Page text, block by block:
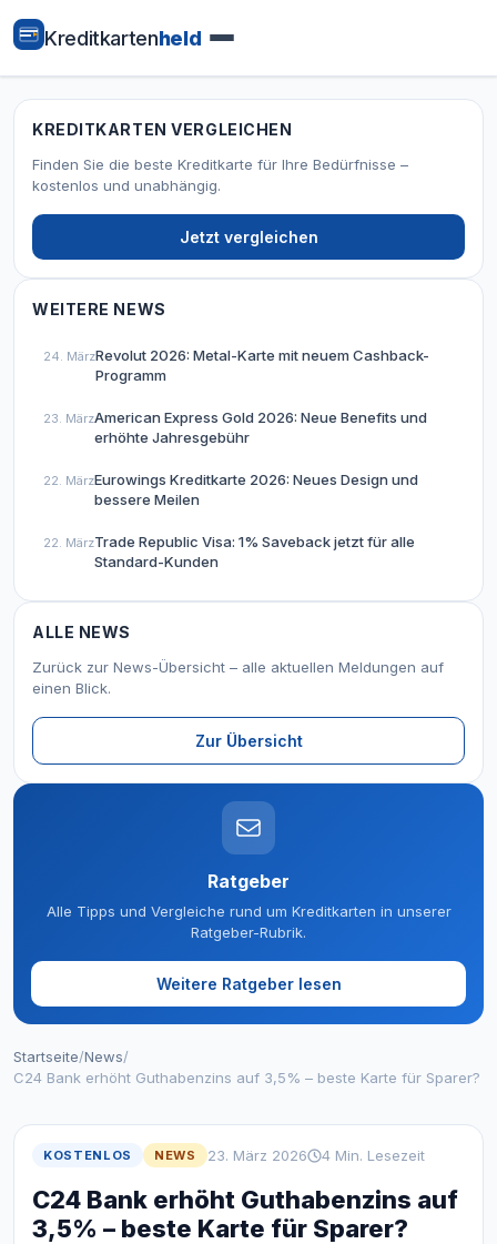
Kreditkartenheld
Startseite/News/
C24 Bank erhöht Guthabenzins auf 3,5% – beste Karte für Sparer?
KOSTENLOS NEWS 23. März 2026 4 Min. Lesezeit
C24 Bank erhöht Guthabenzins auf
3,5% – beste Karte für Sparer?
KREDITKARTEN VERGLEICHEN
Finden Sie die beste Kreditkarte für Ihre Bedürfnisse –
kostenlos und unabhängig.
Jetzt vergleichen
WEITERE NEWS
24. MärzRevolut 2026: Metal-Karte mit neuem Cashback-
Programm
23. MärzAmerican Express Gold 2026: Neue Benefits und
erhöhte Jahresgebühr
22. MärzEurowings Kreditkarte 2026: Neues Design und
bessere Meilen
22. MärzTrade Republic Visa: 1% Saveback jetzt für alle
Standard-Kunden
ALLE NEWS
Zurück zur News-Übersicht – alle aktuellen Meldungen auf
einen Blick.
Zur Übersicht
Ratgeber
Alle Tipps und Vergleiche rund um Kreditkarten in unserer
Ratgeber-Rubrik.
Weitere Ratgeber lesen